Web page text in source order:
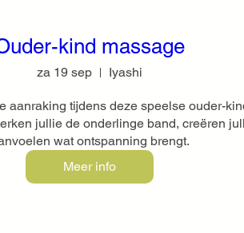
kind massage
za 19 sep Iyashi
aanraking tijdens deze speelse ouder-
jullie de onderlinge band, creëren
wat ontspanning brengt.
Meer info